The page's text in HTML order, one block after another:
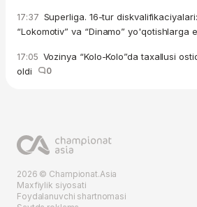
17:37 Superliga. 16-tur
“Lokomotiv” va “Dinamo” yo'qotishlarga
17:05 Vozinya “Kolo-Kolo”da taxallusi
oldi
0
2026 © Championat.Asia
Maxfiylik siyosati
Foydalanuvchi shartnomasi